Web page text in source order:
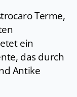
Terme,
ein
das durch
Antike